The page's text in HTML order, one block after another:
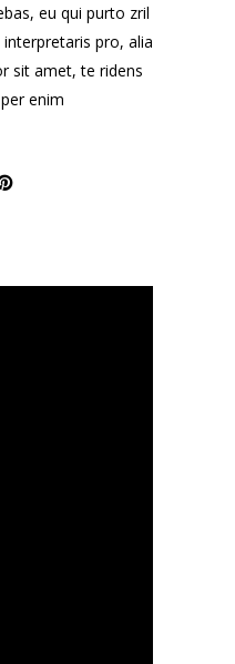
eu qui purto zril
pro, alia
sit amet, te ridens
enim